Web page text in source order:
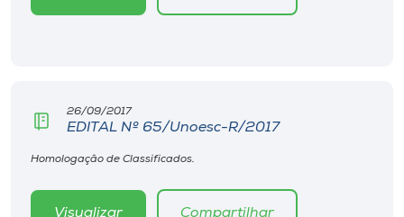
26/09/2017
EDITAL Nº 65/Unoesc-R/2017
Homologação de Classificados.
Visualizar Compartilhar